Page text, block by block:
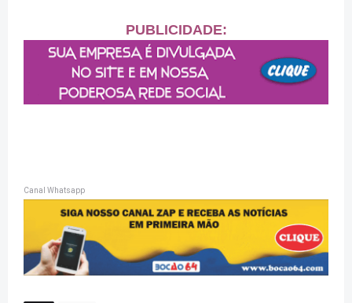
PUBLICIDADE:
Canal Whatsapp